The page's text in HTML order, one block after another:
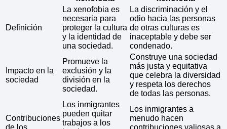
Definición
La xenofobia es
necesaria para
proteger la cultura
y la identidad de
una sociedad.
La discriminación y el
odio hacia las personas
de otras culturas es
inaceptable y debe ser
condenado.
Impacto en la
sociedad
Promueve la
exclusión y la
división en la
sociedad.
Construye una sociedad
más justa y equitativa
que celebra la diversidad
y respeta los derechos
de todas las personas.
Contribuciones
Los inmigrantes
pueden quitar
trabajos a los
Los inmigrantes a
menudo hacen